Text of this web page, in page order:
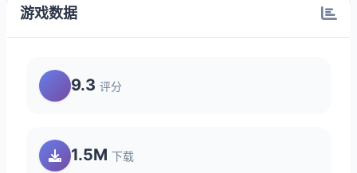
游戏数据
9.3 评分
1.5M 下载